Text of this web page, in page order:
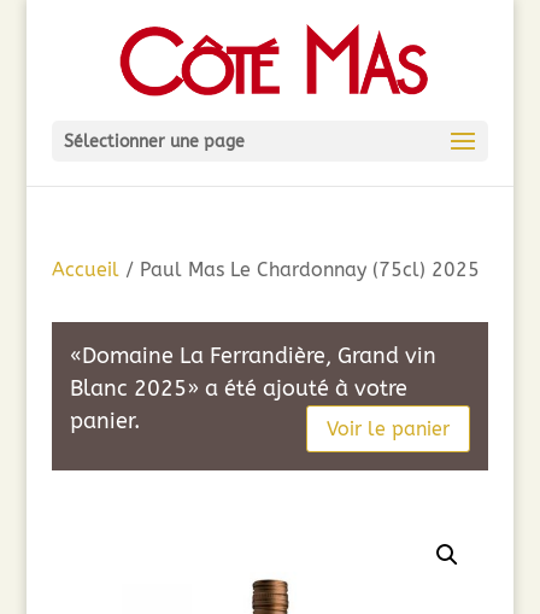
Sélectionner une page
Accueil/ Paul Mas Le Chardonnay (75cl) 2025
«Domaine La Ferrandière, Grand vin
Blanc 2025» a été ajouté à votre
panier.
Voir le panier